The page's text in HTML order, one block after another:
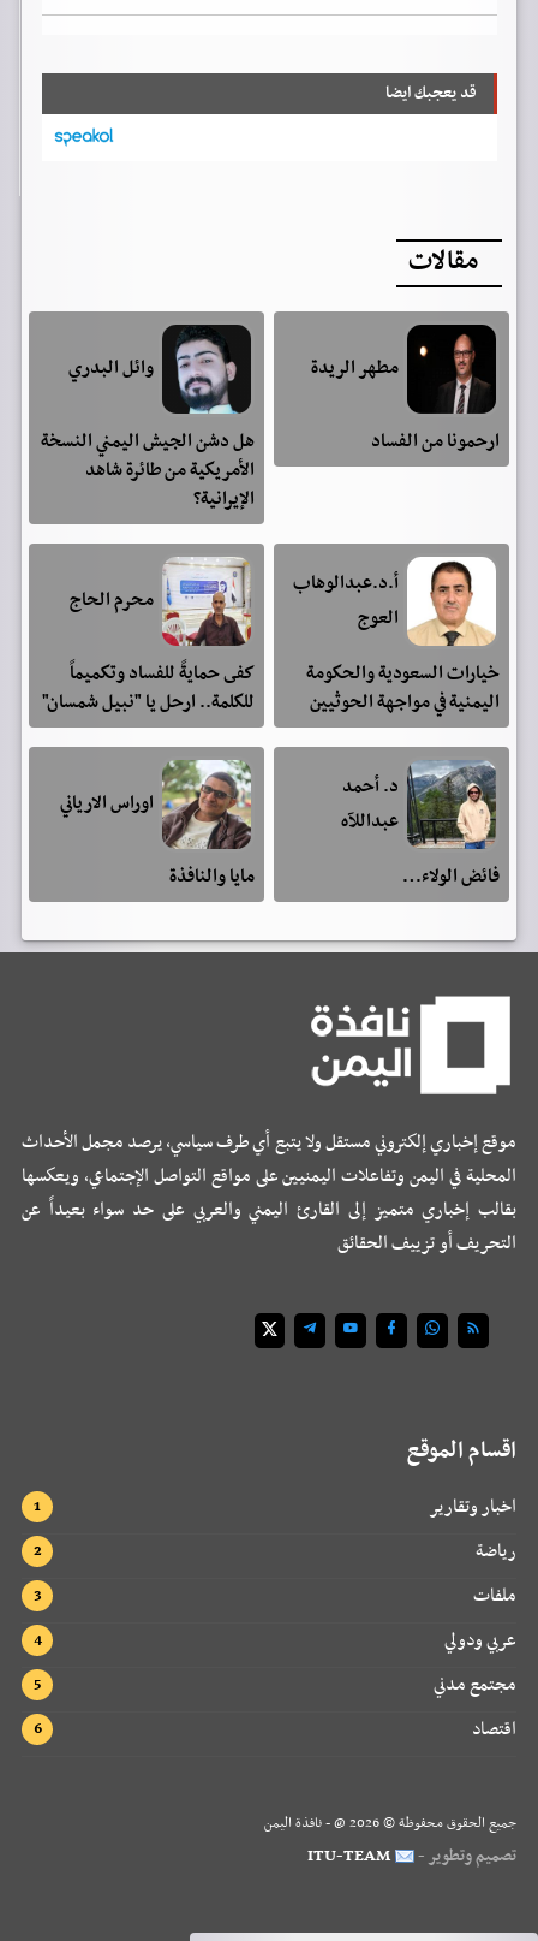
قد يعجبك ايضا
مقالات
مطهر الريدة
ارحمونا من الفساد
وائل البدري
هل دشن الجيش اليمني النسخة
الأمريكية من طائرة شاهد
الإيرانية؟
أ.د.عبدالوهاب
العوج
خيارات السعودية والحكومة
اليمنية في مواجهة الحوثيين
محرم الحاج
كفى حمايةً للفساد وتكميماً
للكلمة.. ارحل يا "نبيل شمسان"
د. أحمد
عبداللآه
فائض الولاء…
اوراس الارياني
مايا والنافذة
موقع إخباري إلكتروني مستقل ولا يتبع أي طرف سياسي، يرصد مجمل الأحداث
المحلية في اليمن وتفاعلات اليمنيين على مواقع التواصل الإجتماعي، ويعكسها
بقالب إخباري متميز إلى القارئ اليمني والعربي على حد سواء بعيداً عن
التحريف أو تزييف الحقائق
اقسام الموقع
اخبار وتقارير
رياضة
ملفات
عربي ودولي
مجتمع مدني
اقتصاد
جميع الحقوق محفوظة ©2026 @ - نافذة اليمن
تصميم وتطوير - ITU-TEAM